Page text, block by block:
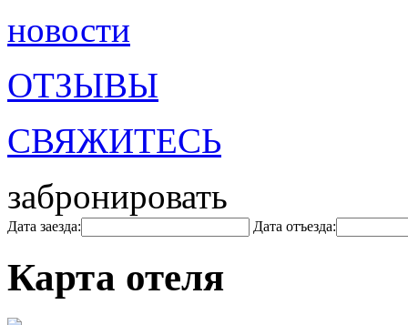
новости
ОТЗЫВЫ
СВЯЖИТЕСЬ
забронировать
Дата заезда: Дата отъезда:
Карта отеля